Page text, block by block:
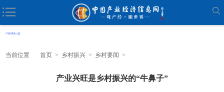
当前位置 首页 > 乡村振兴 > 乡村要闻 >
产业兴旺是乡村振兴的“牛鼻子”